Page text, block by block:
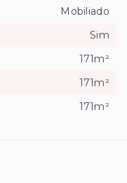
Mobiliado
Sim
171m²
171m²
171m²